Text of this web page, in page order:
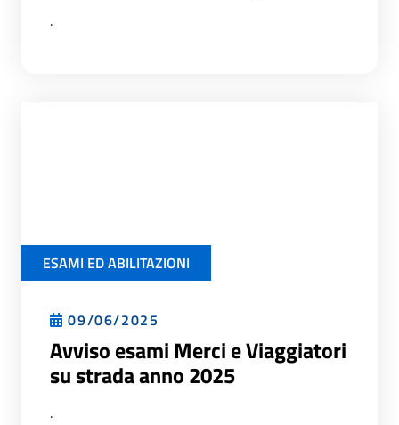
.
ESAMI ED ABILITAZIONI
09/06/2025
Avviso esami Merci e Viaggiatori
su strada anno 2025
.